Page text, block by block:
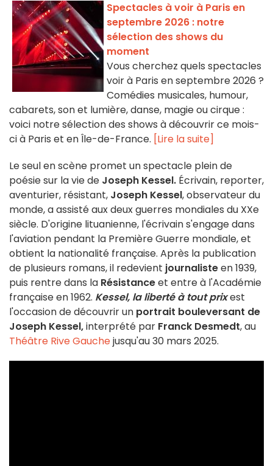
Spectacles à voir à Paris en
septembre 2026 : notre
sélection des shows du
moment
Vous cherchez quels spectacles
voir à Paris en septembre 2026 ?
Comédies musicales, humour,
cabarets, son et lumière, danse, magie ou cirque :
voici notre sélection des shows à découvrir ce mois-
ci à Paris et en Île-de-France. [Lire la suite]
Le seul en scène promet un spectacle plein de
poésie sur la vie de Joseph Kessel. Écrivain, reporter,
aventurier, résistant, Joseph Kessel, observateur du
monde, a assisté aux deux guerres mondiales du XXe
siècle. D'origine lituanienne, l'écrivain s'engage dans
l'aviation pendant la Première Guerre mondiale, et
obtient la nationalité française. Après la publication
de plusieurs romans, il redevient journalisteen 1939,
puis rentre dans la Résistanceet entre à l'Académie
française en 1962. Kessel, la liberté à tout prixest
l'occasion de découvrir un portrait bouleversant de
Joseph Kessel,interprété par Franck Desmedt, au
Théâtre Rive Gauchejusqu'au 30 mars 2025.